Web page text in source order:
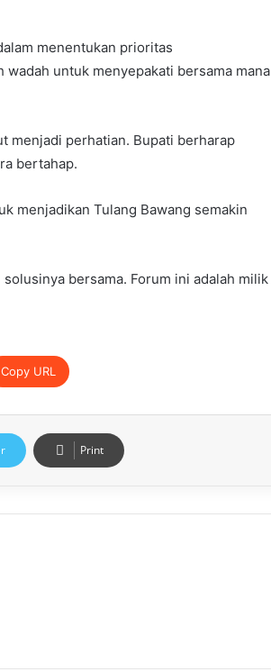
menentukan prioritas
untuk menyepakati bersama mana
menjadi perhatian. Bupati berharap
bertahap.
menjadikan Tulang Bawang semakin
bersama. Forum ini adalah milik
Copy URL
Print